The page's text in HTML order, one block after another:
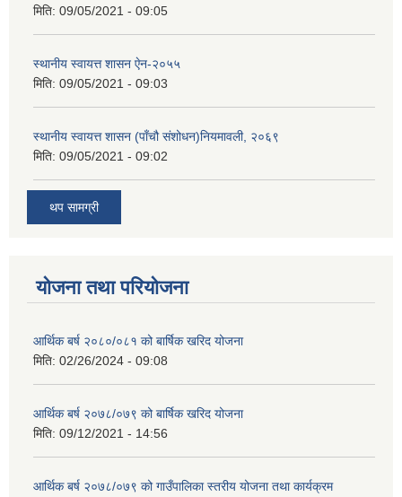
मिति: 09/05/2021 - 09:05
स्थानीय स्वायत्त शासन ए‍ेन-२०५५
मिति: 09/05/2021 - 09:03
स्थानीय स्वायत्त शासन (पाँचौ संशोधन)नियमावली, २०६९
मिति: 09/05/2021 - 09:02
थप सामग्री
योजना तथा परियोजना
आर्थिक बर्ष २०८०/०८१ को बार्षिक खरिद योजना
मिति: 02/26/2024 - 09:08
आर्थिक बर्ष २०७८/०७९ को बार्षिक खरिद योजना
मिति: 09/12/2021 - 14:56
आर्थिक बर्ष २०७८/०७९ को गाउँपालिका स्तरीय योजना तथा कार्यक्रम